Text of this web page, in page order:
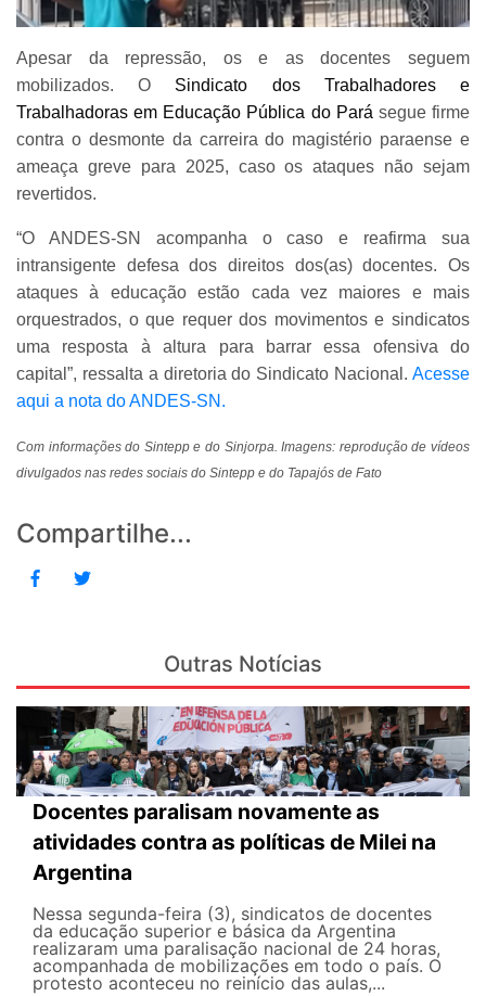
Apesar da repressão, os e as docentes seguem
mobilizados. O Sindicato dos Trabalhadores e
Trabalhadoras em Educação Pública do Pará segue firme
contra o desmonte da carreira do magistério paraense e
ameaça greve para 2025, caso os ataques não sejam
revertidos.
“O ANDES-SN acompanha o caso e reafirma sua
intransigente defesa dos direitos dos(as) docentes. Os
ataques à educação estão cada vez maiores e mais
orquestrados, o que requer dos movimentos e sindicatos
uma resposta à altura para barrar essa ofensiva do
capital”, ressalta a diretoria do Sindicato Nacional. Acesse
aqui a nota do ANDES-SN.
Com informações do Sintepp e do Sinjorpa. Imagens: reprodução de vídeos
divulgados nas redes sociais do Sintepp e do Tapajós de Fato
Compartilhe...
Outras Notícias
Docentes paralisam novamente as
atividades contra as políticas de Milei na
Argentina
Nessa segunda-feira (3), sindicatos de docentes
da educação superior e básica da Argentina
realizaram uma paralisação nacional de 24 horas,
acompanhada de mobilizações em todo o país. O
protesto aconteceu no reinício das aulas,...